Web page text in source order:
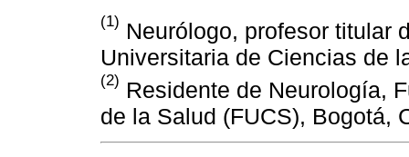
(1) Neurólogo, profesor titular
Universitaria de Ciencias de
(2) Residente de Neurología,
de la Salud (FUCS), Bogotá,